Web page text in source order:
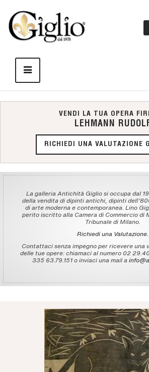
VENDI LA TUA OPERA
LEHMANN
RICHIEDI UNA VALUTAZIONE
La galleria Antichità Giglio si occupa dal
della vendita di dipinti antichi, dipinti
di arte moderna e contemporanea. Lino
perito iscritto alla Camera di Commercio di
Tribunale di Milano.
Richiedi una Valutazione.
Contattaci senza impegno per ricevere una
delle tue opere: chiamaci al numero 02
335 63.79.151 o inviaci una mail a